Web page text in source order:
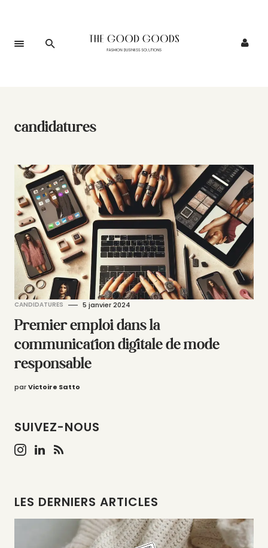
candidatures
CANDIDATURES 5 janvier 2024
Premier emploi dans la
communication digitale de mode
responsable
parVictoire Satto
SUIVEZ-NOUS
LES DERNIERS ARTICLES